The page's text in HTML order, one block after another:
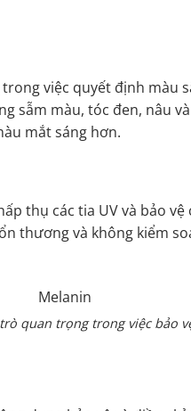
việc quyết định màu
sẫm màu, tóc đen, nâu
mắt sáng hơn.
thụ các tia UV và bảo
thương và không kiểm
quan trọng trong việc bảo